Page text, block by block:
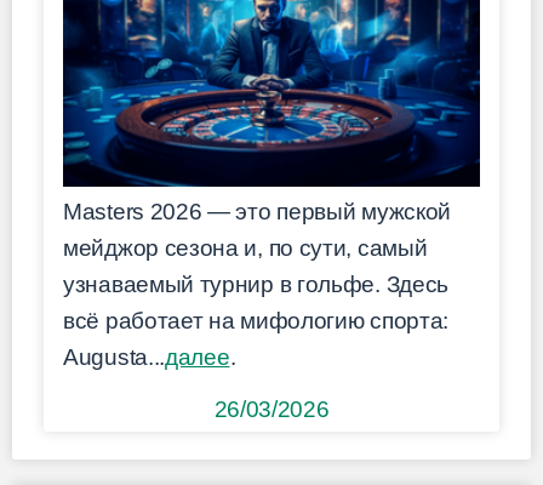
Masters 2026 — это первый мужской
мейджор сезона и, по сути, самый
узнаваемый турнир в гольфе. Здесь
всё работает на мифологию спорта:
Augusta...далее.
26/03/2026